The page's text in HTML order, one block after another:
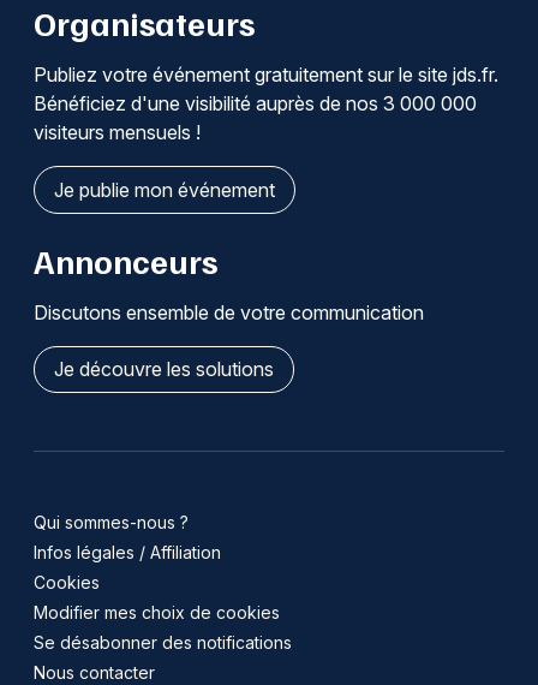
Organisateurs
Publiez votre événement gratuitement sur le site jds.fr.
Bénéficiez d'une visibilité auprès de nos 3 000 000
visiteurs mensuels !
Je publie mon événement
Annonceurs
Discutons ensemble de votre communication
Je découvre les solutions
Qui sommes-nous ?
Infos légales / Affiliation
Cookies
Modifier mes choix de cookies
Se désabonner des notifications
Nous contacter